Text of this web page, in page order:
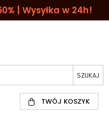
| Wysyłka w 24h!
TWÓJ KOSZYK